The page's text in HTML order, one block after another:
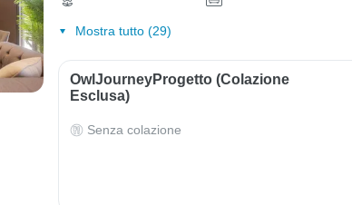
Mostra tutto (29)
OwlJourneyProgetto (colazione
Esclusa)
Senza colazione